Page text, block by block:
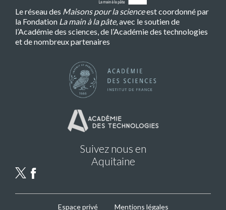
Le réseau des Maisons pour la scienceest coordonné par
la Fondation La main à la pâte, avec le soutien de
l’Académie des sciences, de l’Académie des technologies
et de nombreux partenaires
Suivez nous en
Aquitaine
Espace privé Mentions légales